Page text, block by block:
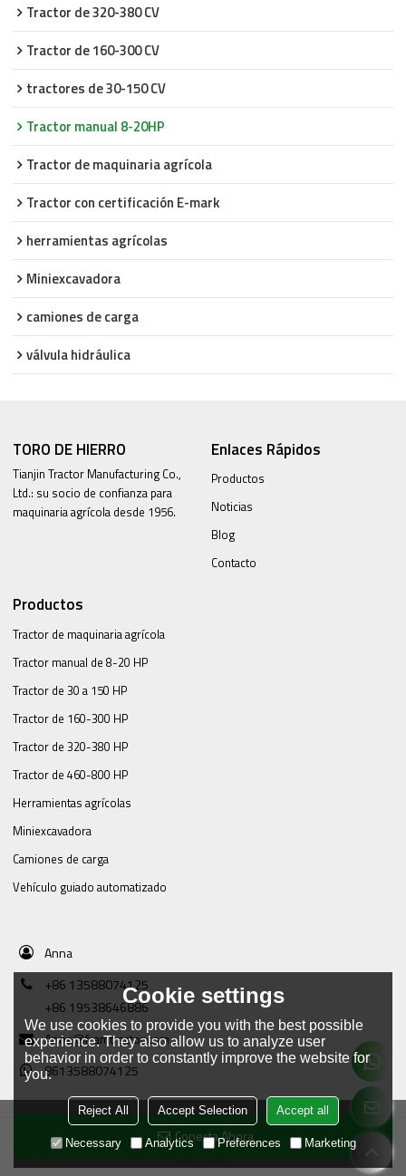
Conecta Ahora
Tractor de 320-380 CV
Tractor de 160-300 CV
tractores de 30-150 CV
Tractor manual 8-20HP
Tractor de maquinaria agrícola
Tractor con certificación E-mark
herramientas agrícolas
Miniexcavadora
camiones de carga
válvula hidráulica
TORO DE HIERRO
Tianjin Tractor Manufacturing Co.,
Ltd.: su socio de confianza para
maquinaria agrícola desde 1956.
Enlaces Rápidos
Productos
Noticias
Blog
Contacto
Productos
Tractor de maquinaria agrícola
Tractor manual de 8-20 HP
Tractor de 30 a 150 HP
Tractor de 160-300 HP
Tractor de 320-380 HP
Tractor de 460-800 HP
Herramientas agrícolas
Miniexcavadora
Camiones de carga
Vehículo guiado automatizado
Anna
+86 13588074125
+86 19538646886
Anna@framtractor.com
8613588074125
Copyright © 2026Tianjin Tractor Manufacturing Company Ltd.Support By
Cookie settings
We use cookies to provide you with the best possible
experience. They also allow us to analyze user
behavior in order to constantly improve the website for
you.
Reject All Accept Selection Accept all
Necessary Analytics Preferences Marketing